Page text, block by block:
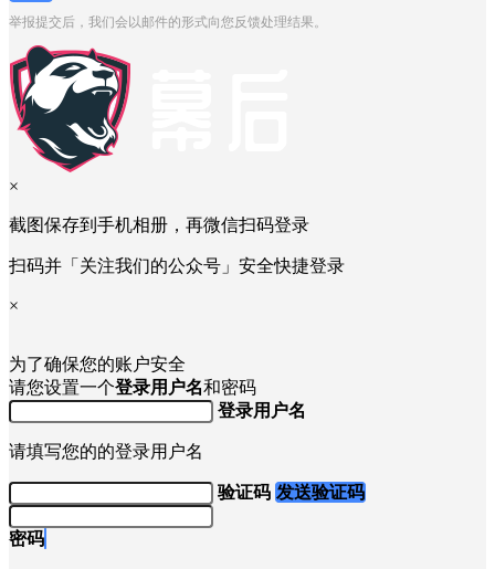
举报提交后，我们会以邮件的形式向您反馈处理结果。
×
截图保存到手机相册，再微信扫码登录
扫码并「关注我们的公众号」安全快捷登录
×
为了确保您的账户安全
请您设置一个登录用户名和密码
登录用户名
请填写您的的登录用户名
验证码 发送验证码
密码